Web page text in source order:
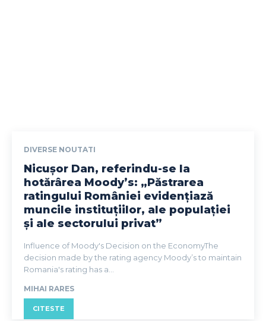
DIVERSE NOUTATI
Nicușor Dan, referindu-se la
hotărârea Moody’s: „Păstrarea
ratingului României evidențiază
muncile instituțiilor, ale populației
și ale sectorului privat”
Influence of Moody's Decision on the EconomyThe
decision made by the rating agency Moody’s to maintain
Romania's rating has a...
MIHAI RARES
CITESTE